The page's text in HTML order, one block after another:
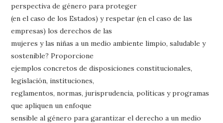
perspectiva de género para proteger
(en el caso de los Estados) y respetar (en el caso de las
empresas) los derechos de las
mujeres y las niñas a un medio ambiente limpio, saludable y
sostenible? Proporcione
ejemplos concretos de disposiciones constitucionales,
legislación, instituciones,
reglamentos, normas, jurisprudencia, políticas y programas
que apliquen un enfoque
sensible al género para garantizar el derecho a un medio